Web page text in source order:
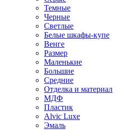
Темные
Черные
Светлые
Белые шкафы-купе
Венге
Размер
Маленькие
Большие
Средние
Отделка и материал
МДФ
Пластик
Alvic Luxe
Эмаль